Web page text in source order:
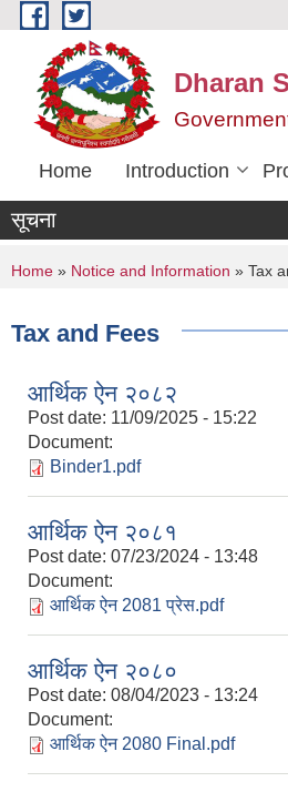
Skip to main content
Dharan
Home Introduction
सूचना
You are here
Home » Notice and Information » Tax
Tax and Fees
आर्थिक ऐन २०८२
Post date: 11/09/2025 - 15:22
Document:
Binder1.pdf
आर्थिक ऐन २०८१
Post date: 07/23/2024 - 13:48
Document:
आर्थिक ऐन 2081 प्रेस.pdf
आर्थिक ऐन २०८०
Post date: 08/04/2023 - 13:24
Document:
आर्थिक ऐन 2080 Final.pdf